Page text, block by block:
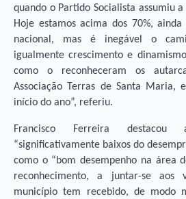
quando o Partido Socialista assumiu
Hoje estamos acima dos 70%,
nacional, mas é inegável o
igualmente crescimento e
como o reconheceram os
Associação Terras de Santa Maria,
início do ano”, referiu.
Francisco Ferreira
“significativamente baixos do
como o “bom desempenho na área
reconhecimento, a juntar-se aos
município tem recebido, de modo